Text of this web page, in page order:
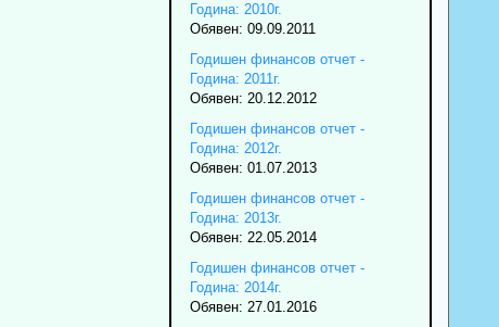
Година: 2010г.
Обявен: 09.09.2011
Годишен финансов отчет -
Година: 2011г.
Обявен: 20.12.2012
Годишен финансов отчет -
Година: 2012г.
Обявен: 01.07.2013
Годишен финансов отчет -
Година: 2013г.
Обявен: 22.05.2014
Годишен финансов отчет -
Година: 2014г.
Обявен: 27.01.2016